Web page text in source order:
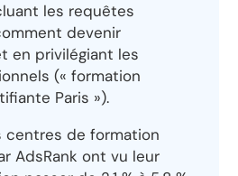
les requêtes
devenir
en privilégiant les
(« formation
Paris »).
centres de formation
AdsRank ont vu leur